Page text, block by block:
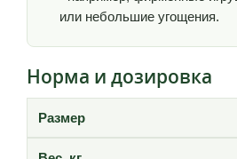
или небольшие угощения.
Норма и дозировка
Размер